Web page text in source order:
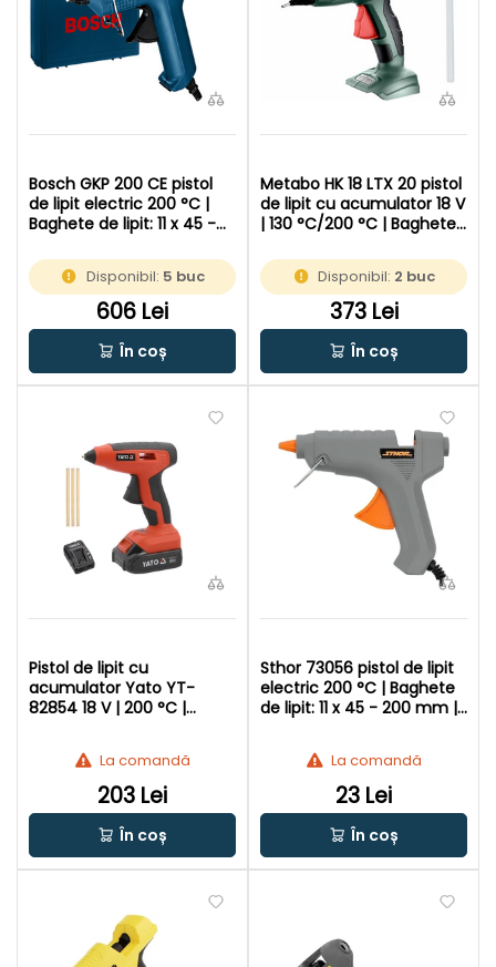
Bosch GKP 200 CE pistol
de lipit electric 200 °C |
Baghete de lipit: 11 x 45 -
Disponibil: 5 buc
606 Lei
În coș
Metabo HK 18 LTX 20 pistol
de lipit cu acumulator 18 V
| 130 °C/200 °C | Baghete
In cutie de carton original
Disponibil: 2 buc
373 Lei
În coș
Pistol de lipit cu
acumulator Yato YT-
82854 18 V | 200 °C |
- 300 mm | In cutie de
carton originalLa comandă
203 Lei
În coș
Sthor 73056 pistol de lipit
electric 200 °C | Baghete
de lipit: 11 x 45 - 200 mm |
La comandă
23 Lei
În coș